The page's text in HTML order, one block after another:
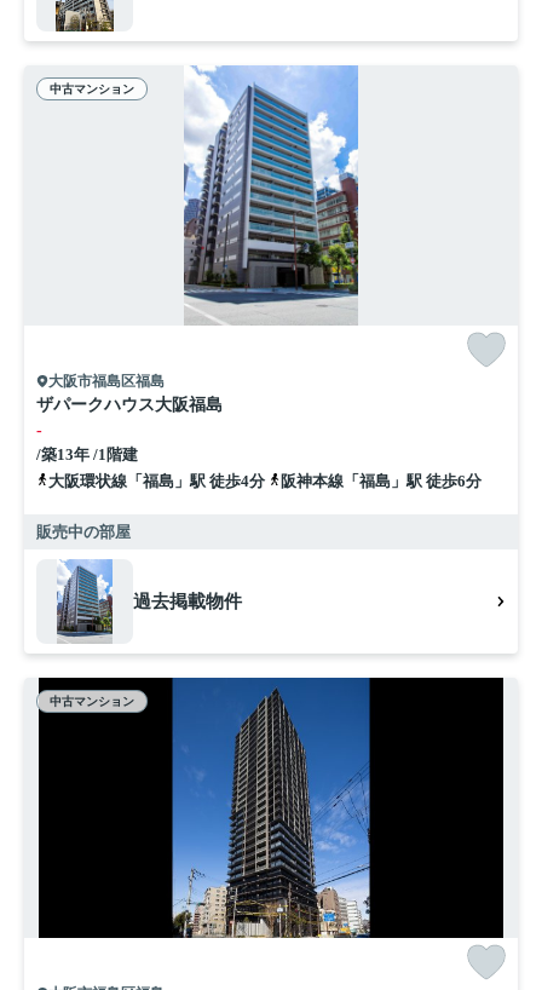
中古マンション
大阪市福島区福島
ザパークハウス大阪福島
-
/築13年 /1階建
大阪環状線「福島」駅 徒歩4分
阪神本線「福島」駅 徒歩6分
販売中の部屋
過去掲載物件
中古マンション